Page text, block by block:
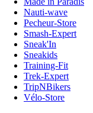
Nauti-wave
Pecheur-Store
Smash-Expert
Sneak'In
Sneakids
Training-Fit
Trek-Expert
TripNBikers
Vélo-Store